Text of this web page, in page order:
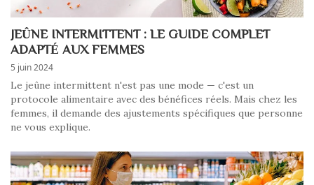
JEÛNE INTERMITTENT : LE GUIDE COMPLET
ADAPTÉ AUX FEMMES
5 juin 2024
Le jeûne intermittent n'est pas une mode — c'est un
protocole alimentaire avec des bénéfices réels. Mais chez les
femmes, il demande des ajustements spécifiques que personne
ne vous explique.